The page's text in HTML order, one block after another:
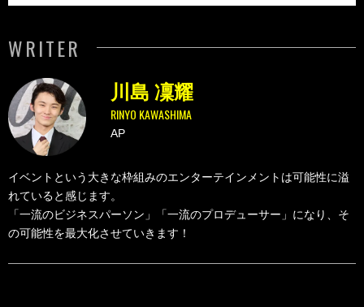
WRITER
RINYO KAWASHIMA
川島 凜耀
AP
イベントという大きな枠組みのエンターテインメントは可能性に溢
れていると感じます。
「一流のビジネスパーソン」「一流のプロデューサー」になり、そ
の可能性を最大化させていきます！